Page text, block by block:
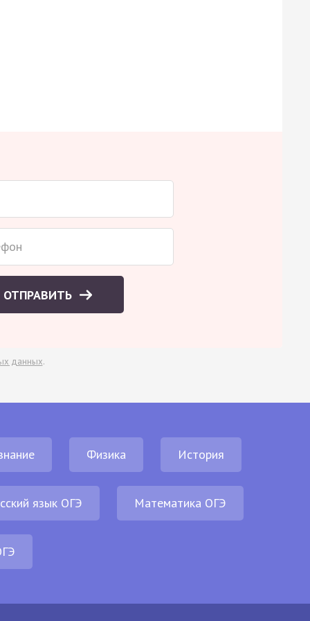
ОТПРАВИТЬ
данных.
Физика История
язык ОГЭ Математика ОГЭ